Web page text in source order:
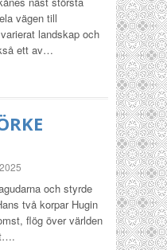
vägen till
landskap och
ett av…
och styrde
två korpar Hugin
flög över världen